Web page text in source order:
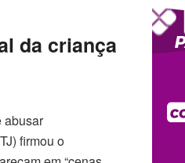
da criança
abusar
firmou o